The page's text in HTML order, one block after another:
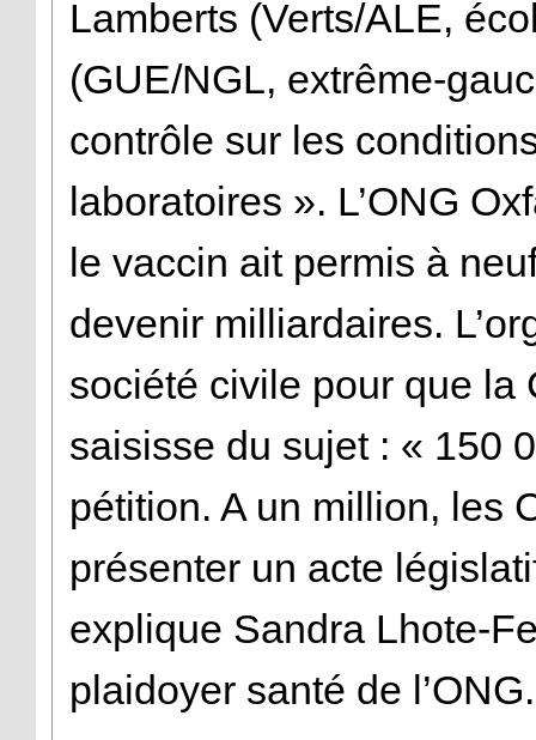
Lamberts (Verts/ALE,
(GUE/NGL, extrême-
contrôle sur les
laboratoires ». L’ONG
le vaccin ait permis à
devenir milliardaires.
société civile pour que la
saisisse du sujet : « 150
pétition. A un million, les
présenter un acte
explique Sandra Lhote-
plaidoyer santé de